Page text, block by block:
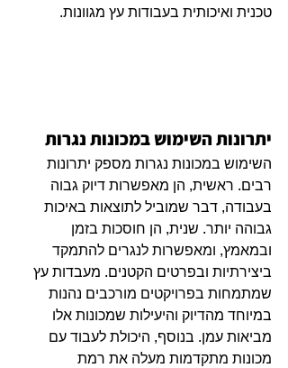
טכנית ואיכותית בעבודות עץ מגוונות.
יתרונות השימוש במכונות נגרות
השימוש במכונות נגרות מספק יתרונות
רבים. ראשית, הן מאפשרות דיוק גבוה
בעבודה, דבר שמוביל לתוצאות באיכות
גבוהה יותר. שנית, הן חוסכות בזמן
ובמאמץ, ומאפשרות לנגרים להתמקד
ביצירתיות ובפרטים הקטנים. מעבדות עץ
שמתמחות בפרויקטים מורכבים נהנות
במיוחד מהדיוק והיעילות שמכונות אלו
מביאות עמן. בנוסף, היכולת לעבוד עם
מכונות מתקדמות מעלה את רמת